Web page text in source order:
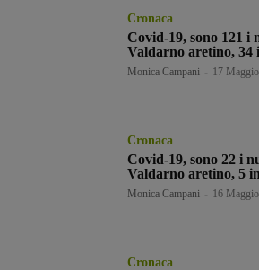
Cronaca
Covid-19, sono 121 i
Valdarno aretino, 34
Monica Campani 17
Cronaca
Covid-19, sono 22 i
Valdarno aretino, 5
Monica Campani 16
Cronaca